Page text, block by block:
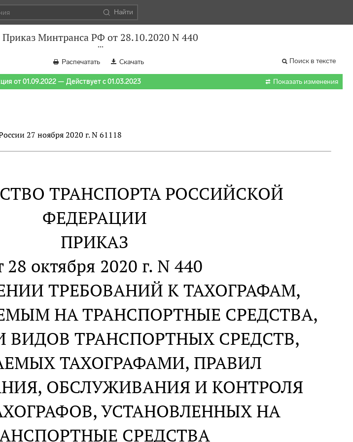
Найти
Приказ Минтранса РФ от 28.10.2020 N 440
Распечатать Скачать Поиск в тексте
от 01.09.2022 — Действует с 01.03.2023  Показать изменения
27 ноября 2020 г. N 61118
ТРАНСПОРТА РОССИЙСКОЙ
ФЕДЕРАЦИИ
ПРИКАЗ
28 октября 2020 г. N 440
ТРЕБОВАНИЙ К ТАХОГРАФАМ,
НА ТРАНСПОРТНЫЕ СРЕДСТВА,
ВИДОВ ТРАНСПОРТНЫХ СРЕДСТВ,
ТАХОГРАФАМИ, ПРАВИЛ
ОБСЛУЖИВАНИЯ И КОНТРОЛЯ
УСТАНОВЛЕННЫХ НА
СРЕДСТВА